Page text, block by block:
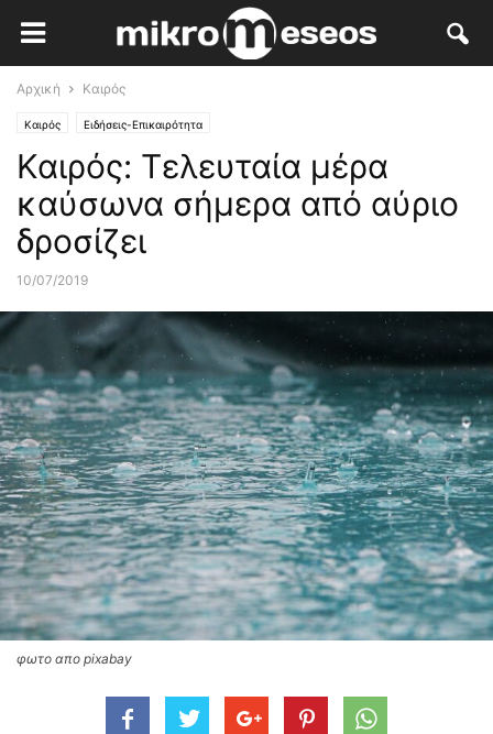
Αρχική Καιρός
Καιρός Ειδήσεις-Επικαιρότητα
Καιρός: Τελευταία μέρα
καύσωνα σήμερα από αύριο
δροσίζει
10/07/2019
φωτο απο pixabay